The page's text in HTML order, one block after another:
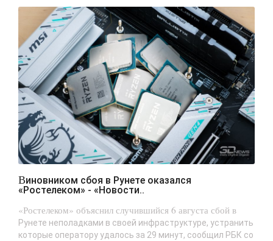
Виновником сбоя в Рунете оказался
«Ростелеком» - «Новости..
«Ростелеком» объяснил случившийся 6 августа сбой в
Рунете неполадками в своей инфраструктуре, устранить
которые оператору удалось за 29 минут, сообщил РБК со